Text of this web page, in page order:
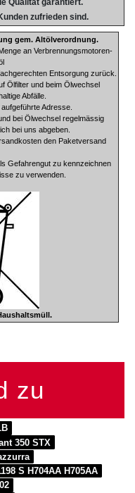
Qualität garantiert.
zufrieden sind.
gem. Altölverordnung.
an Verbrennungsmotoren-
Entsorgung zurück.
Ölfilter und beim Ölwechsel
Abfälle.
Adresse.
bei Ölwechsel regelmässig
bei uns abgeben.
den Paketversand
Gefahrengut zu kennzeichnen
zu verwenden.
zu
350 STX
S H704AA H705AA